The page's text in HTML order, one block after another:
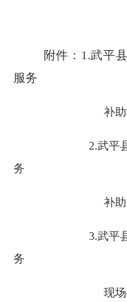
附件： 1.武平
服务
补
2.武平
务
补
3.武平
务
现